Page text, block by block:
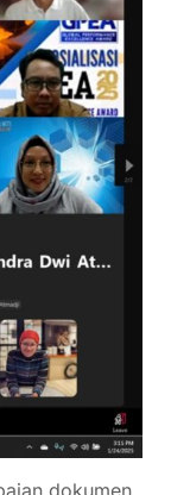
dokumen